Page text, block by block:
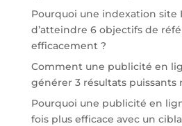
Pourquoi une indexation site
d’atteindre 6 objectifs de
efficacement ?
Comment une publicité en
générer 3 résultats puissants
Pourquoi une publicité en
fois plus efficace avec un